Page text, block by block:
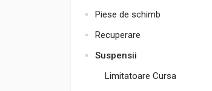
Piese de schimb
Recuperare
Suspensii
Limitatoare Cursa